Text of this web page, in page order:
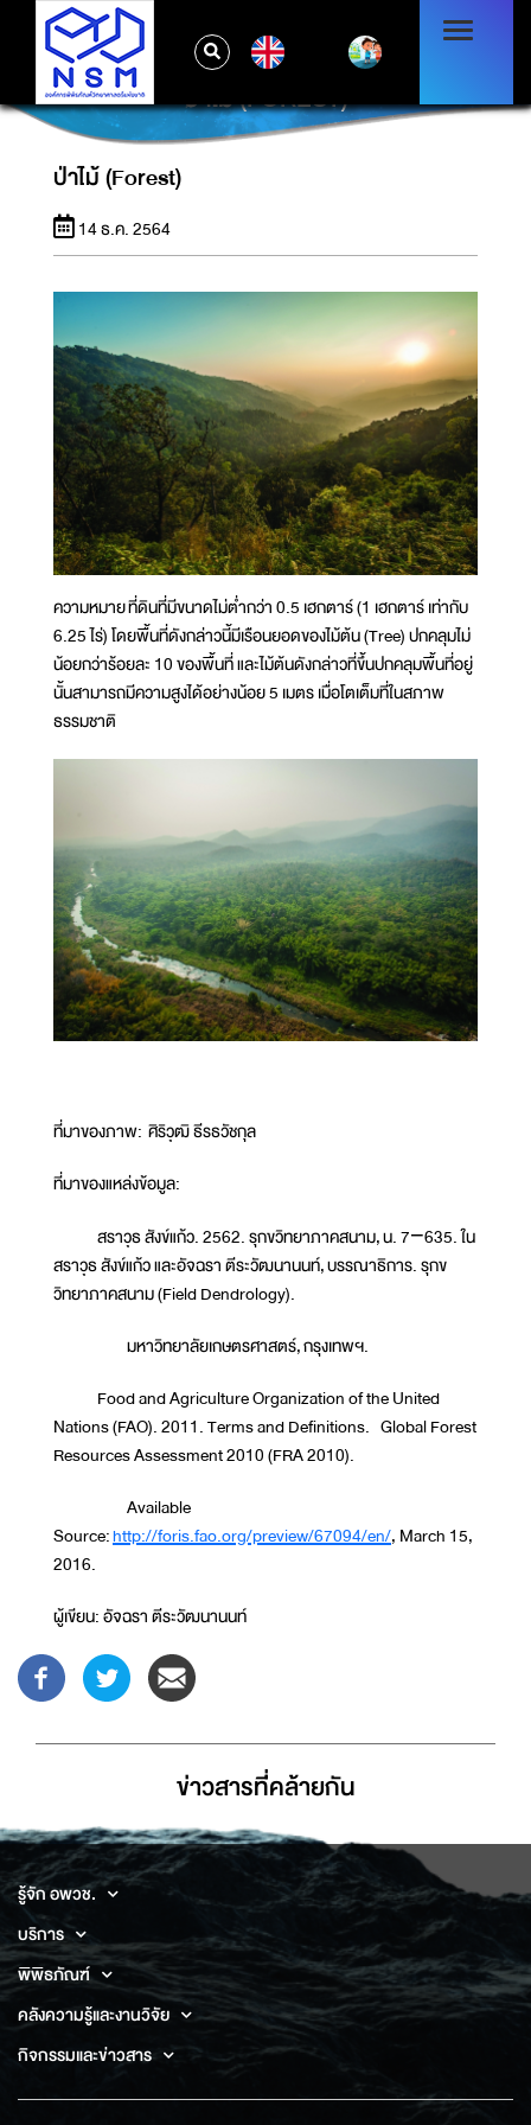
ป่าไม้ (FOREST)
ป่าไม้ (Forest)
14 ธ.ค. 2564
ความหมาย ที่ดินที่มีขนาดไม่ต่ำกว่า 0.5 เฮกตาร์ (1 เฮกตาร์ เท่ากับ
6.25 ไร่) โดยพื้นที่ดังกล่าวนี้มีเรือนยอดของไม้ต้น (Tree) ปกคลุมไม่
น้อยกว่าร้อยละ 10 ของพื้นที่ และไม้ต้นดังกล่าวที่ขึ้นปกคลุมพื้นที่อยู่
นั้นสามารถมีความสูงได้อย่างน้อย 5 เมตร เมื่อโตเต็มที่ในสภาพ
ธรรมชาติ
ที่มาของภาพ: ศิริวุฒิ ธีรธวัชกุล
ที่มาของแหล่งข้อมูล:
สราวุธ สังข์แก้ว. 2562. รุกขวิทยาภาคสนาม, น. 7−635. ใน
สราวุธ สังข์แก้ว และอัจฉรา ตีระวัฒนานนท์, บรรณาธิการ. รุกข
วิทยาภาคสนาม (Field Dendrology).
มหาวิทยาลัยเกษตรศาสตร์, กรุงเทพฯ.
Food and Agriculture Organization of the United
Nations (FAO). 2011. Terms and Definitions. Global Forest
Resources Assessment 2010 (FRA 2010).
Available
Source:http://foris.fao.org/preview/67094/en/, March 15,
2016.
ผู้เขียน: อัจฉรา ตีระวัฒนานนท์
ข่าวสารที่่คล้ายกัน
รู้จัก อพวช.
บริการ
พิพิธภัณฑ์
คลังความรู้และงานวิจัย
กิจกรรมและข่าวสาร